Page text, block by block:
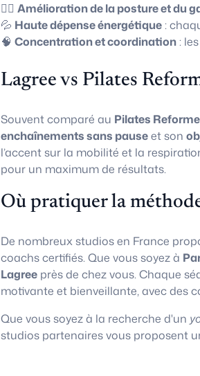
🧘‍♀️ Amélioration de la posture et du
💦 Haute dépense énergétique:
🧠 Concentration et coordination:
Lagree vs Pilates
Souvent comparé au Pilates
enchaînements sans pauseet son
l’accent sur la mobilité et la
pour un maximum de résultats.
Où pratiquer la
De nombreux studios en France
coachs certifiés. Que vous soyez à
Lagree près de chez vous. Chaque
motivante et bienveillante, avec des
Que vous soyez à la recherche d'un
studios partenaires vous proposent